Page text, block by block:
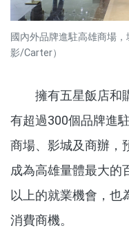
國內外品牌進駐高雄商場
影/Carter）
擁有五星飯店和購
有超過300個品牌進
商場、影城及商辦，
成為高雄量體最大的
以上的就業機會，也
消費商機。